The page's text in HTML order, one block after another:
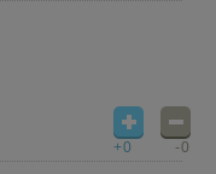
+0 -0